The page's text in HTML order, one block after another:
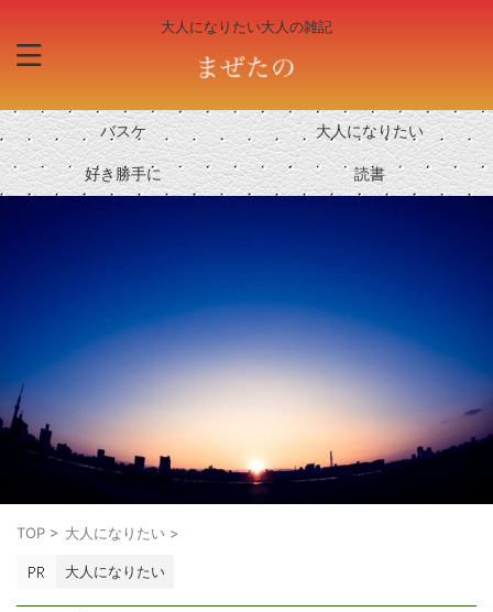
大人になりたい大人の雑記
バスケ 大人になりたい
好き勝手に 読書
TOP > 大人になりたい >
大人になりたい